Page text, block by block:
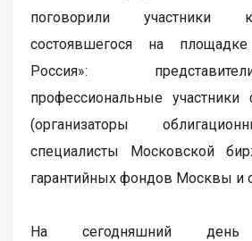
поговорили участники
состоявшегося на
Россия»:
профессиональные
(организаторы
специалисты Московской
гарантийных фондов Москвы и
На сегодняшний день